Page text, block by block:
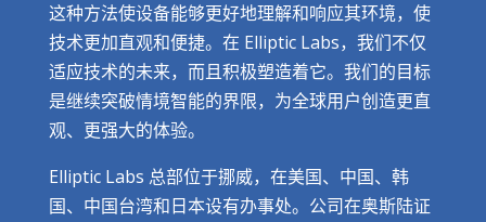
这种方法使设备能够更好地理解和响应其环境，使
技术更加直观和便捷。在 Elliptic Labs，我们不仅
适应技术的未来，而且积极塑造着它。我们的目标
是继续突破情境智能的界限，为全球用户创造更直
观、更强大的体验。
Elliptic Labs 总部位于挪威，在美国、中国、韩
国、中国台湾和日本设有办事处。公司在奥斯陆证